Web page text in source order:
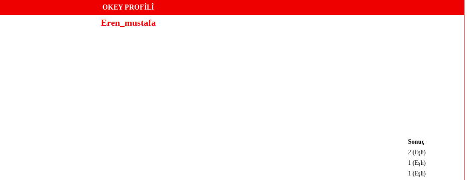
OKEY PROFİLİ
Eren_mustafa
Sonuç
2 (Eşli)
1 (Eşli)
1 (Eşli)